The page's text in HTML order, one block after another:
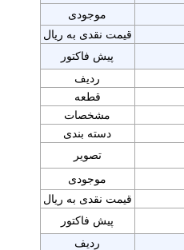
موجودی
قیمت نقدی به ریال
پیش فاکتور
ردیف
قطعه
مشخصات
دسته بندی
تصویر
موجودی
قیمت نقدی به ریال
پیش فاکتور
ردیف